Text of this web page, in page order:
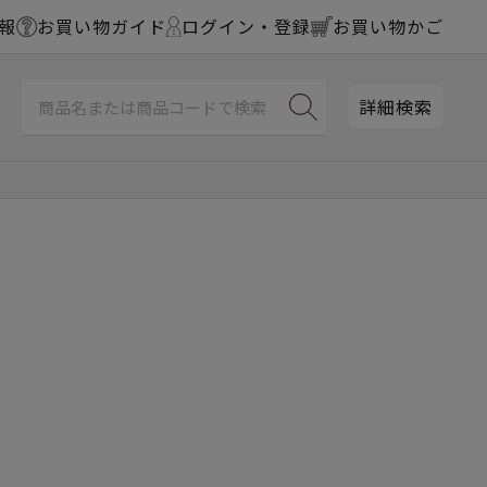
お買い物ガイド ログイン・登録 お買い物かご
詳細検索